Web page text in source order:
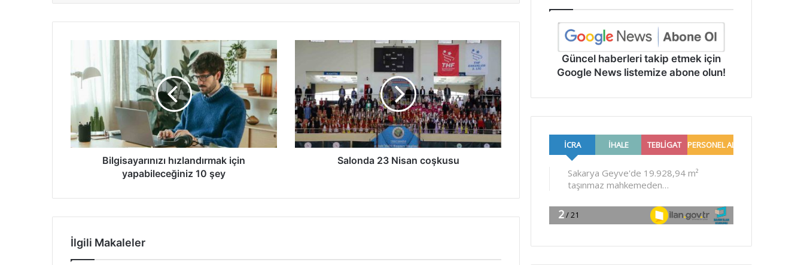
Bilgisayarınızı
için
yapabileceğiniz
şey
Bilgisayarınızı hızlandırmak için
yapabileceğiniz 10 şey
Nisan
coşkusu
Salonda 23 Nisan coşkusu
İlgili Makaleler
Güncel haberleri takip etmek için
Google News listemize abone olun!